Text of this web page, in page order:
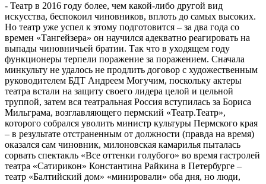
- Театр в 2016 году более, чем какой-либо другой вид
искусства, беспокоил чиновников, вплоть до самых высоких.
Но театр уже успел к этому подготовится – за два года со
времен «Тангейзера» он научился адекватно реагировать на
выпады чиновничьей братии. Так что в уходящем году
функционеры терпели поражение за поражением. Сначала
минкульту не удалось не продлить договор с художественным
руководителем БДТ Андреем Могучим, поскольку актеры
театра встали на защиту своего лидера целой и цельной
труппой, затем вся театральная Россия вступилась за Бориса
Мильграма, возглавляющего пермский «Театр.Театр»,
которого собрался уволить министр культуры Пермского края
– в результате отстраненным от должности (правда на время)
оказался сам чиновник, милоновская камарилья пыталась
сорвать спектакль «Все оттенки голубого» во время гастролей
театра «Сатирикон» Константина Райкина в Петербурге –
театр «Балтийский дом» «минировали» оба дня, но люди,